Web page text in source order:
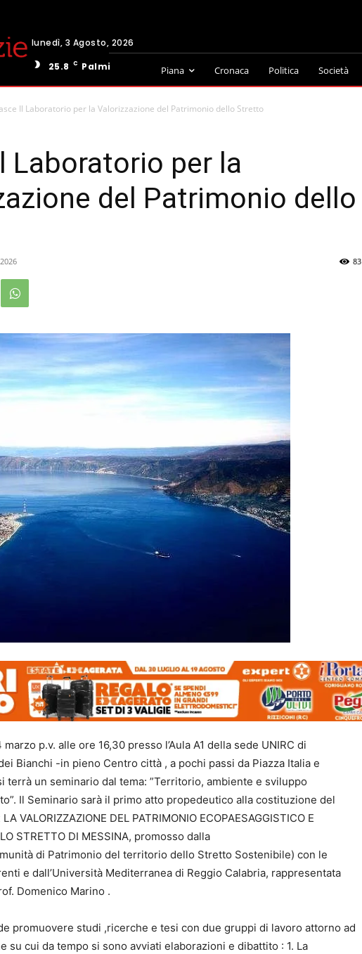
lunedì, 3 Agosto, 2026
25.8
C Palmi Piana Cronaca Politica Società
Il Laboratorio per la Valorizzazione del Patrimonio dello Stretto
Laboratorio per la
del Patrimonio dello
83
p.v. alle ore 16,30 presso l’Aula A1 della sede UNIRC di
Bianchi -in pieno Centro città , a pochi passi da Piazza Italia e
terrà un seminario dal tema: ”Territorio, ambiente e sviluppo
Il Seminario sarà il primo atto propedeutico alla costituzione del
VALORIZZAZIONE DEL PATRIMONIO ECOPAESAGGISTICO E
STRETTO DI MESSINA, promosso dalla
di Patrimonio del territorio dello Stretto Sostenibile) con le
e dall’Università Mediterranea di Reggio Calabria, rappresentata
Domenico Marino .
promuovere studi ,ricerche e tesi con due gruppi di lavoro attorno ad
su cui da tempo si sono avviati elaborazioni e dibattito : 1. La